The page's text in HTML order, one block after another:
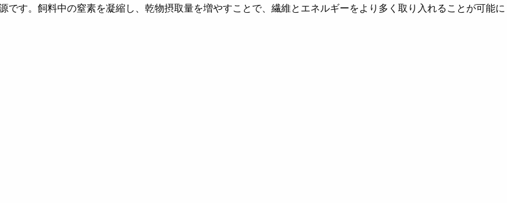
す。飼料中の窒素を凝縮し、乾物摂取量を増やすことで、繊維とエネルギーをより多く取り入れることが可能に